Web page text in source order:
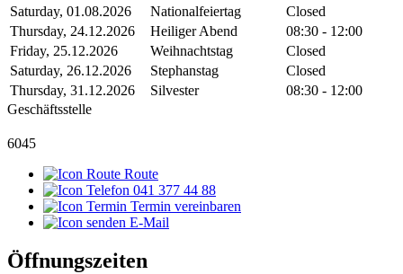
Saturday, 01.08.2026
Nationalfeiertag
Closed
Thursday, 24.12.2026
Heiliger Abend
08:30 - 12:00
Friday, 25.12.2026
Weihnachtstag
Closed
Saturday, 26.12.2026
Stephanstag
Closed
Thursday, 31.12.2026
Silvester
08:30 - 12:00
Geschäftsstelle
6045
Route
041 377 44 88
Termin vereinbaren
E-Mail
Öffnungszeiten